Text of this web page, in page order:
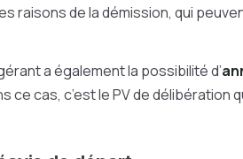
raisons de la démission, qui
a également la possibilité d’
ce cas, c’est le PV de délibération